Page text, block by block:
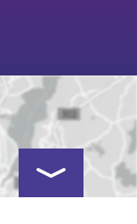
Kartenansicht